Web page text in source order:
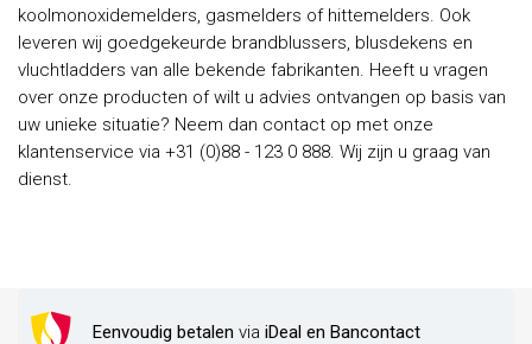
koolmonoxidemelders, gasmelders of hittemelders. Ook
leveren wij goedgekeurde brandblussers, blusdekens en
vluchtladders van alle bekende fabrikanten. Heeft u vragen
over onze producten of wilt u advies ontvangen op basis van
uw unieke situatie? Neem dan contact op met onze
klantenservice via +31 (0)88 - 123 0 888. Wij zijn u graag van
dienst.
Eenvoudig betalen via iDeal en Bancontact